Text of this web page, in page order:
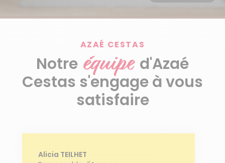
AZAÉ CESTAS
Notre équipe d'Azaé
Cestas s'engage à vous
satisfaire
Alicia TEILHET